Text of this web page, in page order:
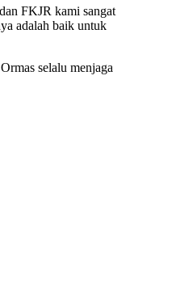
FKJR kami sangat
adalah baik untuk
selalu menjaga